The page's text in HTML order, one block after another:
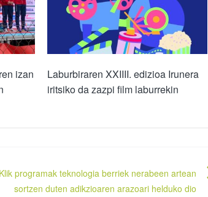
izan
Laburbiraren XXIIII. edizioa Irunera
iritsiko da zazpi film laburrekin
programak teknologia berriek nerabeen artean
sortzen duten adikzioaren arazoari helduko dio